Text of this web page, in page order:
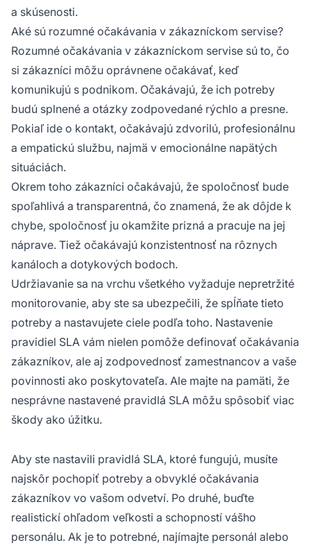
a skúsenosti.
Aké sú rozumné očakávania v zákazníckom servise?
Rozumné očakávania v zákazníckom servise sú to, čo
si zákazníci môžu oprávnene očakávať, keď
komunikujú s podnikom. Očakávajú, že ich potreby
budú splnené a otázky zodpovedané rýchlo a presne.
Pokiaľ ide o kontakt, očakávajú zdvorilú, profesionálnu
a empatickú službu, najmä v emocionálne napätých
situáciách.
Okrem toho zákazníci očakávajú, že spoločnosť bude
spoľahlivá a transparentná, čo znamená, že ak dôjde k
chybe, spoločnosť ju okamžite prizná a pracuje na jej
náprave. Tiež očakávajú konzistentnosť na rôznych
kanáloch a dotykových bodoch.
Udržiavanie sa na vrchu všetkého vyžaduje nepretržité
monitorovanie, aby ste sa ubezpečili, že spĺňate tieto
potreby a nastavujete ciele podľa toho. Nastavenie
pravidiel SLA vám nielen pomôže definovať očakávania
zákazníkov, ale aj zodpovednosť zamestnancov a vaše
povinnosti ako poskytovateľa. Ale majte na pamäti, že
nesprávne nastavené pravidlá SLA môžu spôsobiť viac
škody ako úžitku.
Aby ste nastavili pravidlá SLA, ktoré fungujú, musíte
najskôr pochopiť potreby a obvyklé očakávania
zákazníkov vo vašom odvetví. Po druhé, buďte
realistickí ohľadom veľkosti a schopností vášho
personálu. Ak je to potrebné, najímajte personál alebo